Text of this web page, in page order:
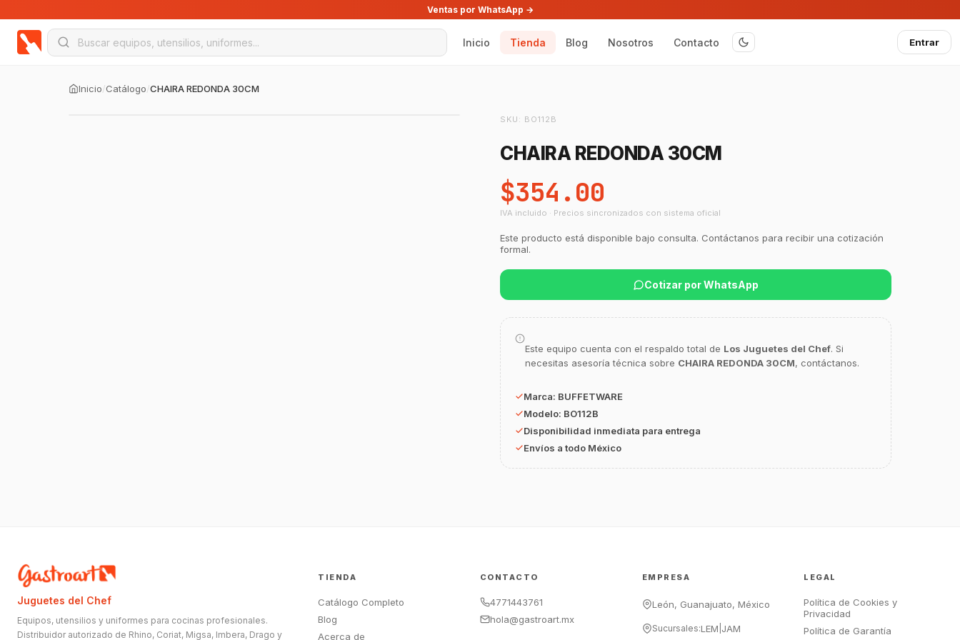
Ventas por WhatsApp →
Inicio Tienda Blog Nosotros Contacto Entrar
Inicio/Catálogo/CHAIRA REDONDA 30CM
SKU: BO112B
CHAIRA REDONDA 30CM
$354.00
IVA incluido · Precios sincronizados con sistema oficial
Este producto está disponible bajo consulta. Contáctanos para recibir una cotización
formal.
Cotizar por WhatsApp
Este equipo cuenta con el respaldo total de Los Juguetes del Chef. Si
necesitas asesoría técnica sobre CHAIRA REDONDA 30CM, contáctanos.
Marca: BUFFETWARE
Modelo: BO112B
Disponibilidad inmediata para entrega
Envíos a todo México
GastroArt.
Métodos de envío y entrega
Ver sucursales y contacto
Juguetes del Chef
Equipos, utensilios y uniformes para cocinas profesionales.
Distribuidor autorizado de Rhino, Coriat, Migsa, Imbera, Drago y
TIENDA
Catálogo Completo
Blog
Acerca de
CONTACTO
4771443761
hola@gastroart.mx
EMPRESA
León, Guanajuato, México
Sucursales:LEM JAM
LEGAL
Política de Cookies y
Privacidad
Política de Garantía